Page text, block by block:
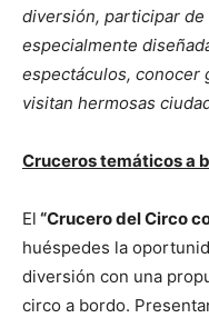
diversión, participar
especialmente
espectáculos, conocer
visitan hermosas
Cruceros temáticos a
El “Crucero del Circo
huéspedes la
diversión con una
circo a bordo.